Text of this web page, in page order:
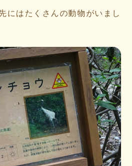
にはたくさんの動物がいまし